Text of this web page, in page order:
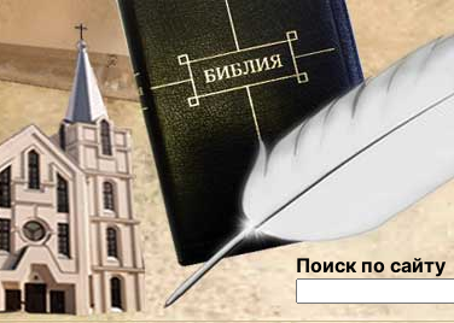
Поиск по сайту